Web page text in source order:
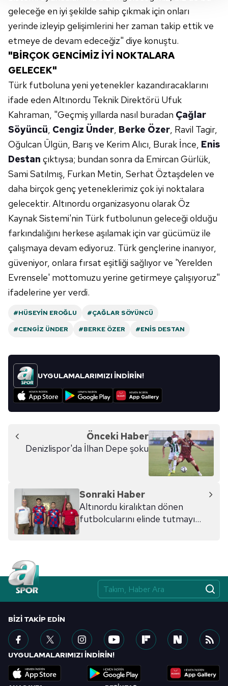
takdirde, kullanıcılara hedefli reklamlar
gösterilmeyecektir."
Sizlere daha iyi bir hizmet sunabilmek için İnternet
Sitemizde kendimize ve üçüncü kişilere ait çerezler
kullanılmaktadır. Bu çerezler vasıtasıyla çeşitli kişisel
verileriniz işlenmekte olup gerekli olan çerezler bilgi
toplumu hizmetlerinin sunulması amacıyla
kullanılmaktadır. Diğer çerezler, sitemizin daha işlevsel
kılınması ve kişiselleştirilmesi ve sizlere yönelik
reklam/pazarlama faaliyetlerinin yapılması, amaçlarıyla
sınırlı olarak açık rızanız dahilinde kullanılacaktır.
Çerezlere ilişkin tercihlerinizi aşağıda yer alan panel
vasıtasıyla belirleyebilirsiniz. Çerezlere ilişkin detaylı bilgi
için Ayarlar butonuna tıklayabilir, Çerez Bilgilendirme
Metnimiziziyaret edebilirsiniz.
6698 sayılı Kişisel Verilerin Korunması Kanunu uyarınca
hazırlanmış Aydınlatma Metnimizi okumak ve sitemizde
ilgili mevzuata uygun olarak kullanılan çerezlerle ilgili bilgi
almak için lütfentıklayınız .
geleceğe en iyi şekilde sahip çıkmak için onları
yerinde izleyip gelişimlerini her zaman takip ettik ve
etmeye de devam edeceğiz" diye konuştu.
"BİRÇOK GENCİMİZ İYİ NOKTALARA
GELECEK"
Türk futboluna yeni yetenekler kazandıracaklarını
ifade eden Altınordu Teknik Direktörü Ufuk
Kahraman, "Geçmiş yıllarda nasıl buradan Çağlar
Söyüncü, Cengiz Ünder, Berke Özer, Ravil Tagir,
Oğulcan Ülgün, Barış ve Kerim Alıcı, Burak İnce, Enis
Destan çıktıysa; bundan sonra da Emircan Gürlük,
Sami Satılmış, Furkan Metin, Serhat Öztaşdelen ve
daha birçok genç yeteneklerimiz çok iyi noktalara
gelecektir. Altınordu organizasyonu olarak Öz
Kaynak Sistemi'nin Türk futbolunun geleceği olduğu
farkındalığını herkese aşılamak için var gücümüz ile
çalışmaya devam ediyoruz. Türk gençlerine inanıyor,
güveniyor, onlara fırsat eşitliği sağlıyor ve 'Yerelden
Evrensele' mottomuzu yerine getirmeye çalışıyoruz"
ifadelerine yer verdi.
#HÜSEYIN EROĞLU
#ÇAĞLAR SÖYÜNCÜ
#CENGIZ ÜNDER
#BERKE ÖZER #ENIS DESTAN
UYGULAMALARIMIZI İNDİRİN!
Önceki Haber
Denizlispor'da İlhan Depe şoku
Sonraki Haber
Altınordu kiralıktan dönen
futbolcularını elinde tutmayı
BIZI TAKIP EDIN
UYGULAMALARIMIZI İNDİRİN!